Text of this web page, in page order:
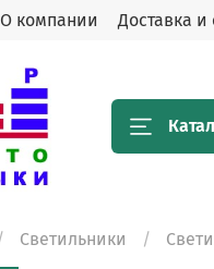
О компании Доставка и
Светильники